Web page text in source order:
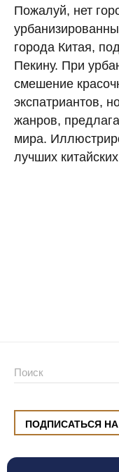
Пожалуй, нет
города Китая,
Пекину. При
смешение
экспатриантов,
жанров,
мира.
лучших
ПОДПИСАТЬСЯ
ул. Малышева, 8,